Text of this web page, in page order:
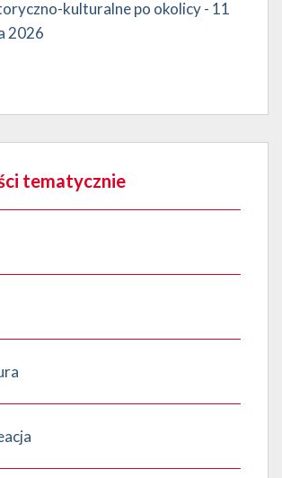
kulturalne po okolicy - 11
2026
tematycznie